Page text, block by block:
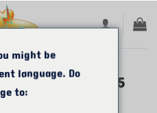
BOULONS 5
CODE
might be
language. Do
to: